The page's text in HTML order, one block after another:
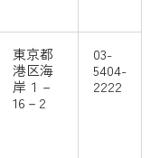
東京都
港区海
岸１－
16－2
03-
5404-
2222